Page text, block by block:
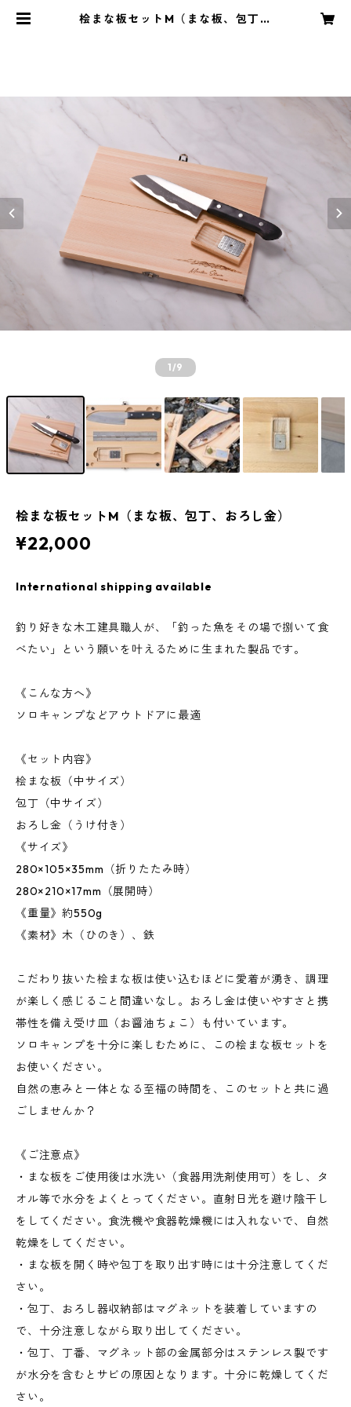
桧まな板セットM（まな板、包丁、
1/9
桧まな板セットM（まな板、包丁、おろし金）
¥22,000
International shipping available
釣り好きな木工建具職人が、「釣った魚をその場で捌いて食
べたい」という願いを叶えるために生まれた製品です。
《こんな方へ》
ソロキャンプなどアウトドアに最適
《セット内容》
桧まな板（中サイズ）
包丁（中サイズ）
おろし金（うけ付き）
《サイズ》
280×105×35mm（折りたたみ時）
280×210×17mm（展開時）
《重量》約550g
《素材》木（ひのき）、鉄
こだわり抜いた桧まな板は使い込むほどに愛着が湧き、調理
が楽しく感じること間違いなし。おろし金は使いやすさと携
帯性を備え受け皿（お醤油ちょこ）も付いています。
ソロキャンプを十分に楽しむために、この桧まな板セットを
お使いください。
自然の恵みと一体となる至福の時間を、このセットと共に過
ごしませんか？
《ご注意点》
・まな板をご使用後は水洗い（食器用洗剤使用可）をし、タ
オル等で水分をよくとってください。直射日光を避け陰干し
をしてください。食洗機や食器乾燥機には入れないで、自然
乾燥をしてください。
・まな板を開く時や包丁を取り出す時には十分注意してくだ
さい。
・包丁、おろし器収納部はマグネットを装着していますの
で、十分注意しながら取り出してください。
・包丁、丁番、マグネット部の金属部分はステンレス製です
が水分を含むとサビの原因となります。十分に乾燥してくだ
さい。